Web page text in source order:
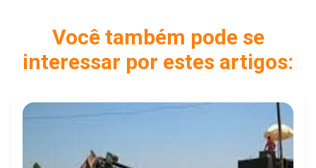
Você também pode se
interessar por estes artigos: